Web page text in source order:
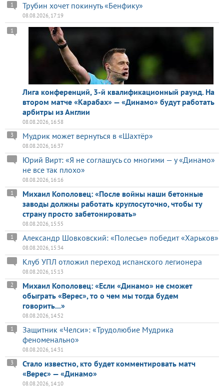
Трубин хочет покинуть «Бенфику»
1
08.08.2026, 17:19
Лига конференций, 3-й квалификационный раунд. На
втором матче «Карабах» — «Динамо» будут работать
арбитры из Англии
1
08.08.2026, 16:58
Мудрик может вернуться в «Шахтёр»
3
08.08.2026, 16:37
Юрий Вирт: «Я не соглашусь со многими — у «Динамо»
не все так плохо»
08.08.2026, 16:16
Михаил Кополовец: «После войны наши бетонные
заводы должны работать круглосуточно, чтобы ту
страну просто забетонировать»
1
08.08.2026, 15:55
Александр Шовковский: «Полесье» победит «Харьков»
1
08.08.2026, 15:34
Клуб УПЛ отложил переход испанского легионера
08.08.2026, 15:13
Михаил Кополовец: «Если «Динамо» не сможет
обыграть «Верес», то о чем мы тогда будем
говорить...»
2
08.08.2026, 14:52
Защитник «Челси»: «Трудолюбие Мудрика
феноменально»
1
08.08.2026, 14:31
Стало известно, кто будет комментировать матч
«Верес» — «Динамо»
3
08.08.2026, 14:10